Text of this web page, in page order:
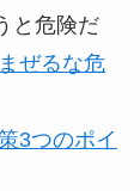
と危険だ
ぜるな危
3つのポイ